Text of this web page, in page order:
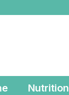
Nutrition